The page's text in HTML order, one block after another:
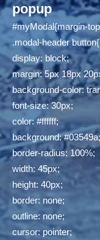
popup
#myModal{margin-
.modal-header button{
display: block;
margin: 5px 18px
background-color:
font-size: 30px;
color: #ffffff;
background: #03549a;
border-radius: 100%;
width: 45px;
height: 40px;
border: none;
outline: none;
cursor: pointer;